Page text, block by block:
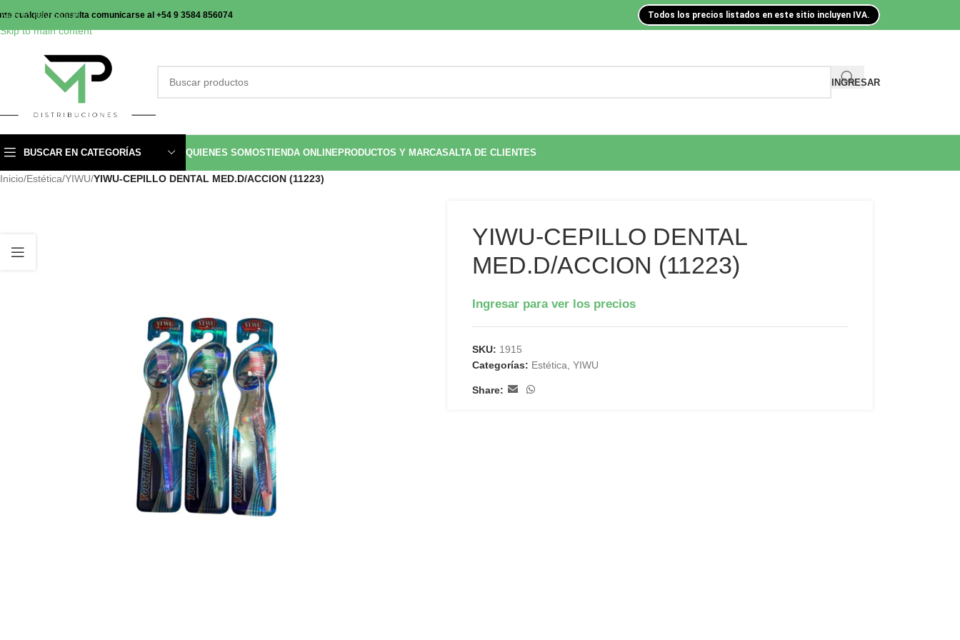
Skip to navigation
Skip to main content
cualquier consulta comunicarse al +54 9 3584 856074 Todos los precios listados en este sitio incluyen IVA.
INGRESAR
BUSCAR EN CATEGORÍAS QUIENES SOMOSTIENDA ONLINEPRODUCTOS Y MARCASALTA DE CLIENTES
Inicio/Estética/YIWU/YIWU-CEPILLO DENTAL MED.D/ACCION (11223)
YIWU-CEPILLO DENTAL
MED.D/ACCION (11223)
Ingresar para ver los precios
SKU: 1915
Categorías: Estética YIWU
Share: